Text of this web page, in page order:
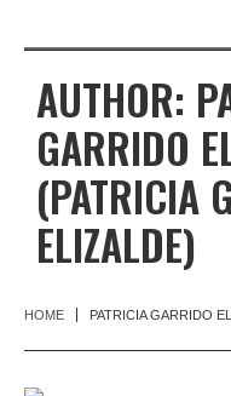
AUTHOR:
GARRIDO
(PATRICIA
ELIZALDE)
HOME PATRICIA GARRIDO